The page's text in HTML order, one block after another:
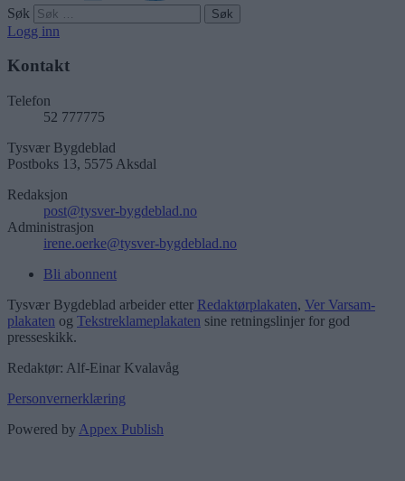
Søk
Logg inn
Kontakt
Telefon
52 777775
Tysvær Bygdeblad
Postboks 13, 5575 Aksdal
Redaksjon
post@tysver-bygdeblad.no
Administrasjon
irene.oerke@tysver-bygdeblad.no
Bli abonnent
Tysvær Bygdeblad arbeider etter Redaktørplakaten, Ver Varsam-
plakaten og Tekstreklameplakaten sine retningslinjer for god
presseskikk.
Redaktør: Alf-Einar Kvalavåg
Personvernerklæring
Powered by Appex Publish